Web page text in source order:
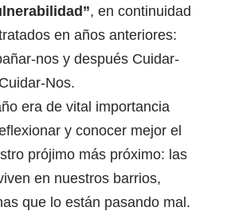
, en continuidad
en años anteriores:
nos y después Cuidar-
Nos.
era de vital importancia
y conocer mejor el
prójimo más próximo: las
en nuestros barrios,
que lo están pasando mal.